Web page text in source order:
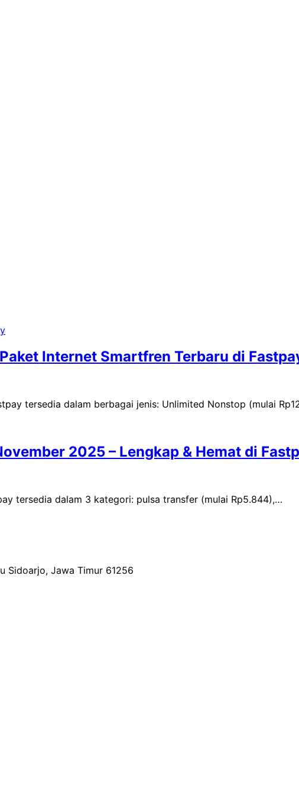
Internet Smartfren Terbaru di
tersedia dalam berbagai jenis: Unlimited Nonstop (mulai
2025 – Lengkap & Hemat di
tersedia dalam 3 kategori: pulsa transfer (mulai Rp5.844),…
Sidoarjo, Jawa Timur 61256